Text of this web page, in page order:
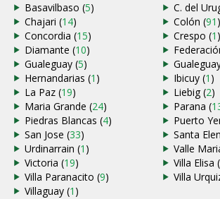
Basavilbaso (5) C. del
Chajari (14) Colón (91 )
Concordia (15) Crespo (1 )
Diamante (10)
Gualeguay (5)
Hernandarias (1 ) Ibicuy (1 )
La Paz (19) Liebig (2)
Maria Grande (24) Parana (
Piedras Blancas (4) Puerto
San Jose (33) Santa
Urdinarrain (1 ) Valle
Victoria (19) Villa Elisa (
Villa Paranacito (9) Villa
Villaguay (1 )